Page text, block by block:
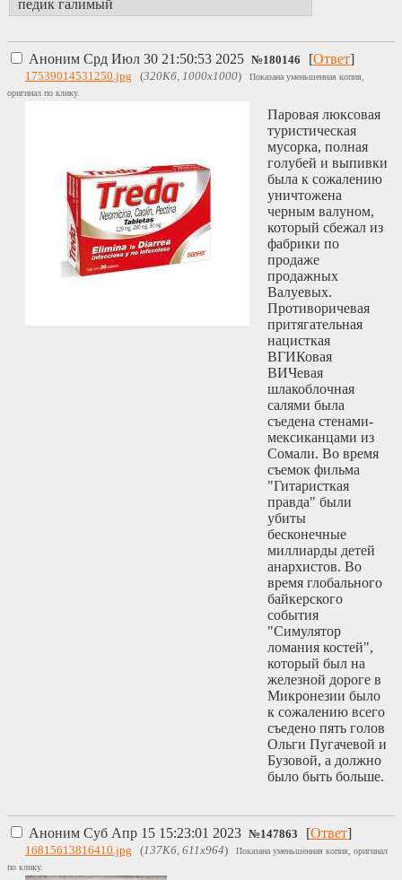
педик галимый
Аноним Срд Июл 30 21:50:53 2025 №180146 [Ответ]
17539014531250.jpg (320Кб, 1000x1000)
Показана уменьшенная копия,
оригинал по клику.
Паровая люксовая
туристическая
мусорка, полная
голубей и выпивки
была к сожалению
уничтожена
черным валуном,
который сбежал из
фабрики по
продаже
продажных
Валуевых.
Противоричевая
притягательная
нацисткая
ВГИКовая
ВИЧевая
шлакоблочная
салями была
съедена стенами-
мексиканцами из
Сомали. Во время
съемок фильма
"Гитаристкая
правда" были
убиты
бесконечные
миллиарды детей
анархистов. Во
время глобального
байкерского
события
"Симулятор
ломания костей",
который был на
железной дороге в
Микронезии было
к сожалению всего
съедено пять голов
Ольги Пугачевой и
Бузовой, а должно
было быть больше.
Аноним Суб Апр 15 15:23:01 2023 №147863 [Ответ]
16815613816410.jpg (137Кб, 611x964)
Показана уменьшенная копия, оригинал
по клику.